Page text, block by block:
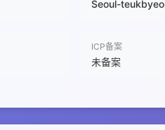
Seoul-
ICP备案
未备案